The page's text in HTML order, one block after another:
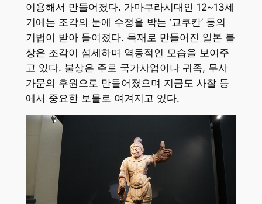
이용해서 만들어졌다. 가마쿠라시대인 12~13세
기에는 조각의 눈에 수정을 박는 ‘교쿠칸’ 등의
기법이 받아 들여졌다. 목재로 만들어진 일본 불
상은 조각이 섬세하며 역동적인 모습을 보여주
고 있다. 불상은 주로 국가사업이나 귀족, 무사
가문의 후원으로 만들어졌으며 지금도 사찰 등
에서 중요한 보물로 여겨지고 있다.